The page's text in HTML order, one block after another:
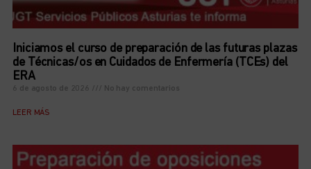
Iniciamos el curso de preparación de las futuras plazas
de Técnicas/os en Cuidados de Enfermería (TCEs) del
ERA
6 de agosto de 2026 No hay comentarios
LEER MÁS